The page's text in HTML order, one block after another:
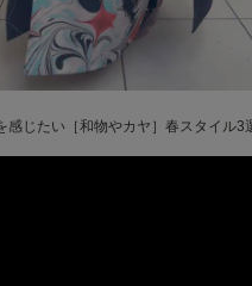
感じたい［和物やカヤ］春スタイル3